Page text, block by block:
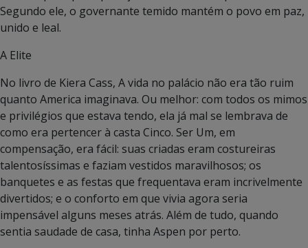
Segundo ele, o governante temido mantém o povo em paz,
unido e leal.
A Elite
No livro de Kiera Cass, A vida no palácio não era tão ruim
quanto America imaginava. Ou melhor: com todos os mimos
e privilégios que estava tendo, ela já mal se lembrava de
como era pertencer à casta Cinco. Ser Um, em
compensação, era fácil: suas criadas eram costureiras
talentosíssimas e faziam vestidos maravilhosos; os
banquetes e as festas que frequentava eram incrivelmente
divertidos; e o conforto em que vivia agora seria
impensável alguns meses atrás. Além de tudo, quando
sentia saudade de casa, tinha Aspen por perto.